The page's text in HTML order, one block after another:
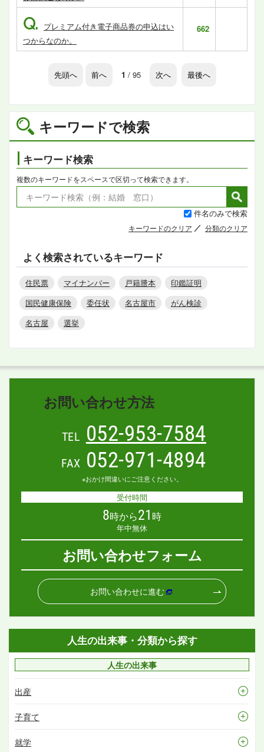
キーワードで検索
キーワード検索
複数のキーワードをスペースで区切って検索できます。
件名のみで検索
キーワードのクリア 分類のクリア
よく検索されているキーワード
住民票 マイナンバー 戸籍謄本
印鑑証明
国民健康保険
委任状 名古屋市
がん検診
名古屋
選挙
Q. プレミアム付き電子商品券の申込はい
つからなのか。
662
先頭へ 前へ 1 / 95 次へ 最後へ
お問い合わせ方法
TEL 052-953-7584
FAX 052-971-4894
※おかけ間違いにご注意ください。
受付時間
8時から21 時
年中無休
お問い合わせフォーム
お問い合わせに進む
人生の出来事・分類から探す
人生の出来事
出産
子育て
就学